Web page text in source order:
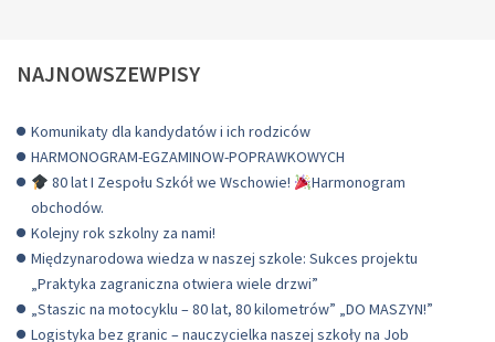
NAJNOWSZEWPISY
Komunikaty dla kandydatów i ich rodziców
HARMONOGRAM-EGZAMINOW-POPRAWKOWYCH
80 lat I Zespołu Szkół we Wschowie!
Harmonogram
obchodów.
Kolejny rok szkolny za nami!
Międzynarodowa wiedza w naszej szkole: Sukces projektu
„Praktyka zagraniczna otwiera wiele drzwi”
„Staszic na motocyklu – 80 lat, 80 kilometrów” „DO MASZYN!”
Logistyka bez granic – nauczycielka naszej szkoły na Job